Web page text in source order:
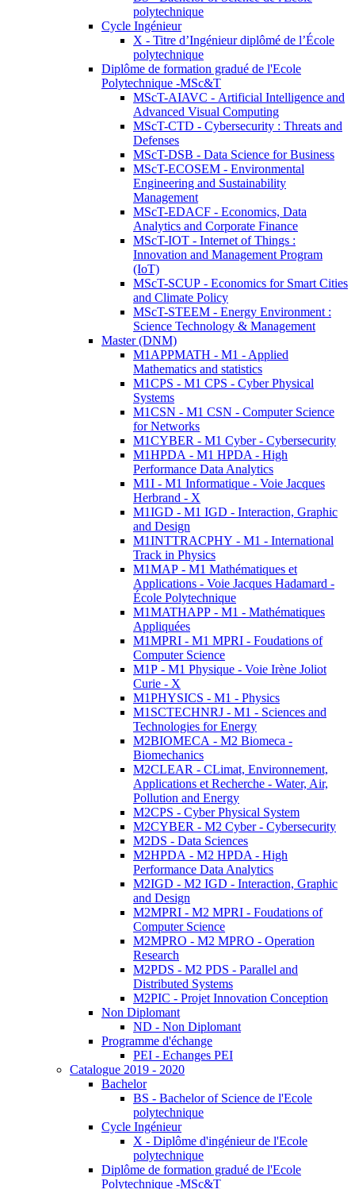
polytechnique
Cycle Ingénieur
X - Titre d’Ingénieur diplômé de l’École
polytechnique
Diplôme de formation gradué de l'Ecole
Polytechnique -MSc&T
MScT-AIAVC - Artificial Intelligence and
Advanced Visual Computing
MScT-CTD - Cybersecurity : Threats and
Defenses
MScT-DSB - Data Science for Business
MScT-ECOSEM - Environmental
Engineering and Sustainability
Management
MScT-EDACF - Economics, Data
Analytics and Corporate Finance
MScT-IOT - Internet of Things :
Innovation and Management Program
(IoT)
MScT-SCUP - Economics for Smart Cities
and Climate Policy
MScT-STEEM - Energy Environment :
Science Technology & Management
Master (DNM)
M1APPMATH - M1 - Applied
Mathematics and statistics
M1CPS - M1 CPS - Cyber Physical
Systems
M1CSN - M1 CSN - Computer Science
for Networks
M1CYBER - M1 Cyber - Cybersecurity
M1HPDA - M1 HPDA - High
Performance Data Analytics
M1I - M1 Informatique - Voie Jacques
Herbrand - X
M1IGD - M1 IGD - Interaction, Graphic
and Design
M1INTTRACPHY - M1 - International
Track in Physics
M1MAP - M1 Mathématiques et
Applications - Voie Jacques Hadamard -
École Polytechnique
M1MATHAPP - M1 - Mathématiques
Appliquées
M1MPRI - M1 MPRI - Foudations of
Computer Science
M1P - M1 Physique - Voie Irène Joliot
Curie - X
M1PHYSICS - M1 - Physics
M1SCTECHNRJ - M1 - Sciences and
Technologies for Energy
M2BIOMECA - M2 Biomeca -
Biomechanics
M2CLEAR - CLimat, Environnement,
Applications et Recherche - Water, Air,
Pollution and Energy
M2CPS - Cyber Physical System
M2CYBER - M2 Cyber - Cybersecurity
M2DS - Data Sciences
M2HPDA - M2 HPDA - High
Performance Data Analytics
M2IGD - M2 IGD - Interaction, Graphic
and Design
M2MPRI - M2 MPRI - Foudations of
Computer Science
M2MPRO - M2 MPRO - Operation
Research
M2PDS - M2 PDS - Parallel and
Distributed Systems
M2PIC - Projet Innovation Conception
Non Diplomant
ND - Non Diplomant
Programme d'échange
PEI - Echanges PEI
Catalogue 2019 - 2020
Bachelor
BS - Bachelor of Science de l'Ecole
polytechnique
Cycle Ingénieur
X - Diplôme d'ingénieur de l'Ecole
polytechnique
Diplôme de formation gradué de l'Ecole
Polytechnique -MSc&T